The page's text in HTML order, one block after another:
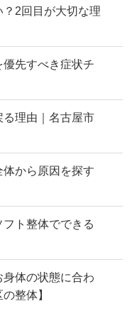
2回目が大切な理
先すべき症状チ
理由｜名古屋市
から原因を探す
ト整体でできる
体の状態に合わ
整体】